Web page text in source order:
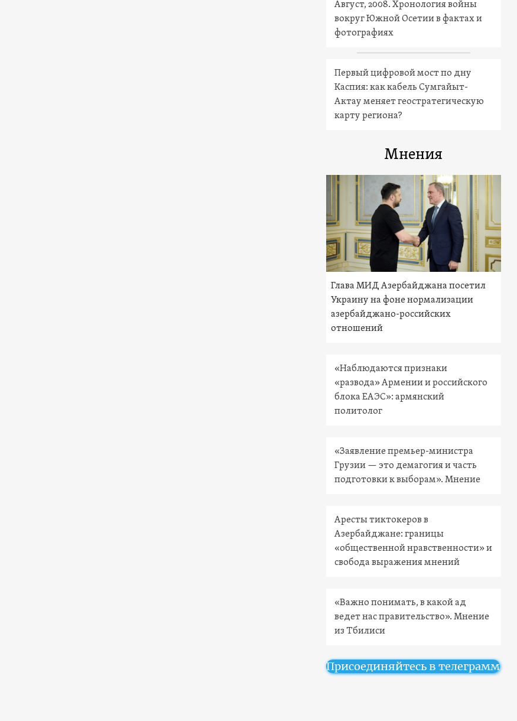
Август, 2008. Хронология войны
вокруг Южной Осетии в фактах и
фотографиях
Первый цифровой мост по дну
Каспия: как кабель Сумгайыт-
Актау меняет геостратегическую
карту региона?
Мнения
Глава МИД Азербайджана посетил
Украину на фоне нормализации
азербайджано-российских
отношений
«Наблюдаются признаки
«развода» Армении и российского
блока ЕАЭС»: армянский
политолог
«Заявление премьер-министра
Грузии — это демагогия и часть
подготовки к выборам». Мнение
Аресты тиктокеров в
Азербайджане: границы
«общественной нравственности» и
свобода выражения мнений
«Важно понимать, в какой ад
ведет нас правительство». Мнение
из Тбилиси
Присоединяйтесь в телеграмм